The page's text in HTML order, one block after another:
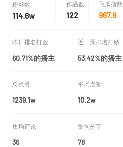
粉丝数
114.6w
作品数
122
飞瓜指数
967.9
昨日排名打败
60.71%的播主
近一周排名打败
53.42%的播主
总点赞
1239.1w
平均点赞
10.2w
集均评论
36
集均分享
78